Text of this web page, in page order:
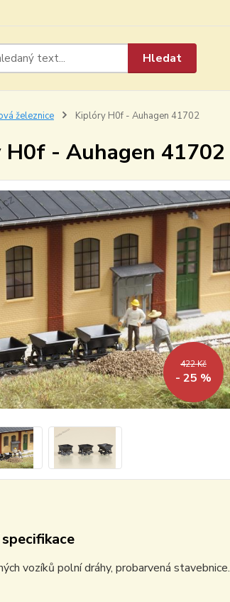
Hledat
železnice Kiplóry H0f - Auhagen 41702
- Auhagen 41702
422 Kč
- 25 %
vozíků polní dráhy, probarvená stavebnice.